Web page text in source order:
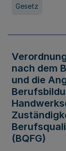
Gesetz
nach dem
und die
(BQFG)